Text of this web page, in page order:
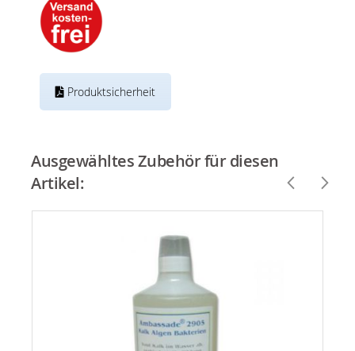
Produktsicherheit
Ausgewähltes Zubehör für diesen
Artikel: